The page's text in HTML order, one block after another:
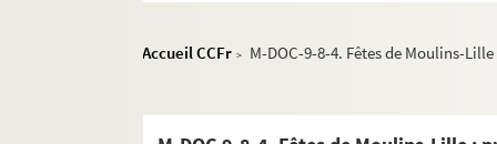
Accueil CCFr > M-DOC-9-8-4. Fêtes de Moulins-